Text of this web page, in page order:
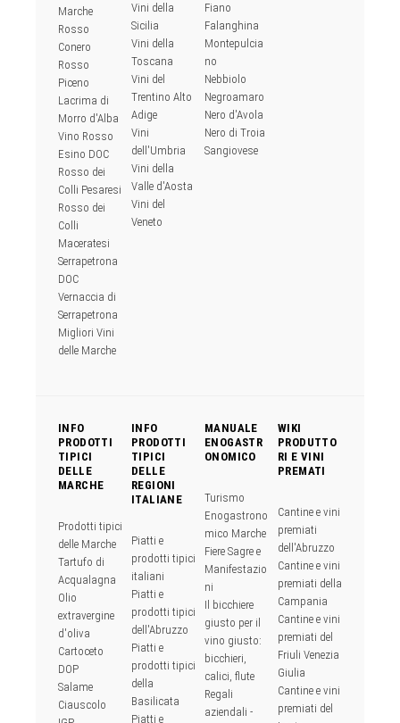
Marche
Rosso
Conero
Rosso
Piceno
Lacrima di
Morro d'Alba
Vino Rosso
Esino DOC
Rosso dei
Colli Pesaresi
Rosso dei
Colli
Maceratesi
Serrapetrona
DOC
Vernaccia di
Serrapetrona
Migliori Vini
delle Marche
Vini della
Sicilia
Vini della
Toscana
Vini del
Trentino Alto
Adige
Vini
dell'Umbria
Vini della
Valle d'Aosta
Vini del
Veneto
Fiano
Falanghina
Montepulcia
no
Nebbiolo
Negroamaro
Nero d'Avola
Nero di Troia
Sangiovese
INFO
PRODOTTI
TIPICI
DELLE
MARCHE
Prodotti tipici
delle Marche
Tartufo di
Acqualagna
Olio
extravergine
d'oliva
Cartoceto
DOP
Salame
Ciauscolo
INFO
PRODOTTI
TIPICI
DELLE
REGIONI
ITALIANE
Piatti e
prodotti tipici
italiani
Piatti e
prodotti tipici
dell'Abruzzo
Piatti e
prodotti tipici
della
Basilicata
Piatti e
MANUALE
ENOGASTR
ONOMICO
Turismo
Enogastrono
mico Marche
Fiere Sagre e
Manifestazio
ni
Il bicchiere
giusto per il
vino giusto:
bicchieri,
calici, flute
Regali
aziendali -
WIKI
PRODUTTO
RI E VINI
PREMATI
Cantine e vini
premiati
dell'Abruzzo
Cantine e vini
premiati della
Campania
Cantine e vini
premiati del
Friuli Venezia
Giulia
Cantine e vini
premiati del